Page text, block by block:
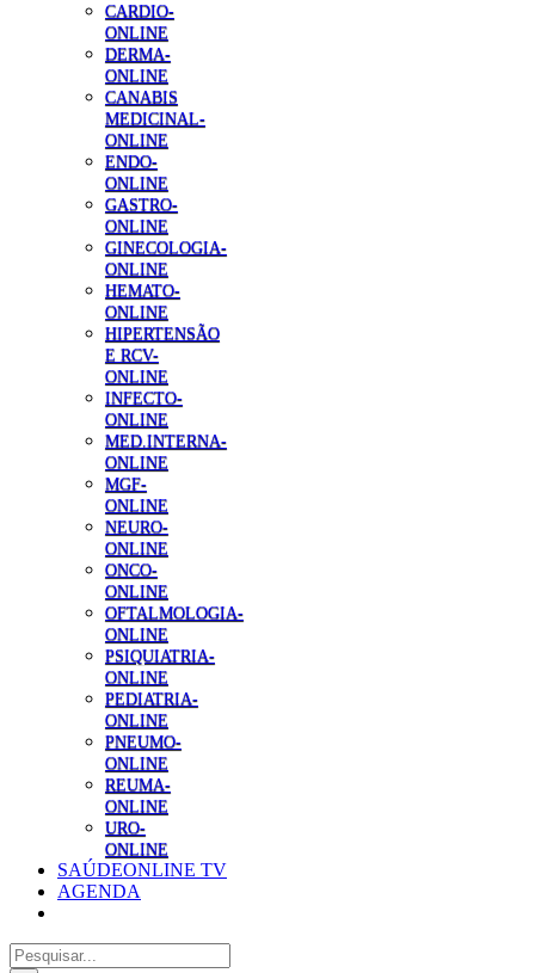
CARDIO-
ONLINE
DERMA-
ONLINE
CANABIS
MEDICINAL-
ONLINE
ENDO-
ONLINE
GASTRO-
ONLINE
GINECOLOGIA-
ONLINE
HEMATO-
ONLINE
HIPERTENSÃO
E RCV-
ONLINE
INFECTO-
ONLINE
MED.INTERNA-
ONLINE
MGF-
ONLINE
NEURO-
ONLINE
ONCO-
ONLINE
OFTALMOLOGIA-
ONLINE
PSIQUIATRIA-
ONLINE
PEDIATRIA-
ONLINE
PNEUMO-
ONLINE
REUMA-
ONLINE
URO-
ONLINE
SAÚDEONLINE TV
AGENDA
Pesquisar